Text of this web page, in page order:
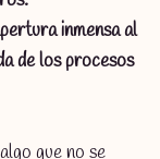
inmensa al
de los procesos
que no se